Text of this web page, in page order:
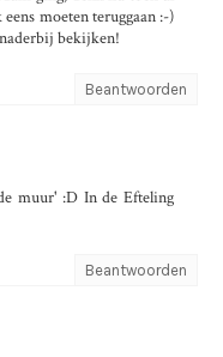
moeten teruggaan :-)
bekijken!
Beantwoorden
muur' :D In de Efteling
Beantwoorden